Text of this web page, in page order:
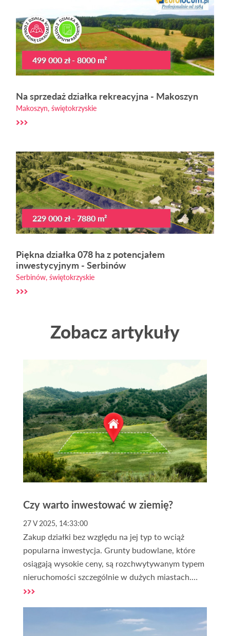
499 000 zł - 8000 m²
Na sprzedaż działka rekreacyjna - Makoszyn
Makoszyn, świętokrzyskie
229 000 zł - 7880 m²
Piękna działka 078 ha z potencjałem
inwestycyjnym - Serbinów
Serbinów, świętokrzyskie
Zobacz artykuły
Czy warto inwestować w ziemię?
27 V 2025, 14:33:00
Zakup działki bez względu na jej typ to wciąż
popularna inwestycja. Grunty budowlane, które
osiągają wysokie ceny, są rozchwytywanym typem
nieruchomości szczególnie w dużych miastach.
Obecnie większość Polaków uważa zakup gruntu
skuteczne zabezpieczenie kapitału. Czy aktualna
niepewna sytuacja geopolityczna wpływa na